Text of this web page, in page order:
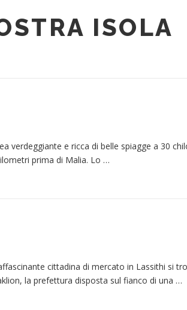
ISOLA
verdeggiante e ricca di belle spiagge a 30
prima di Malia. Lo …
cittadina di mercato in Lassithi si
la prefettura disposta sul fianco di una …